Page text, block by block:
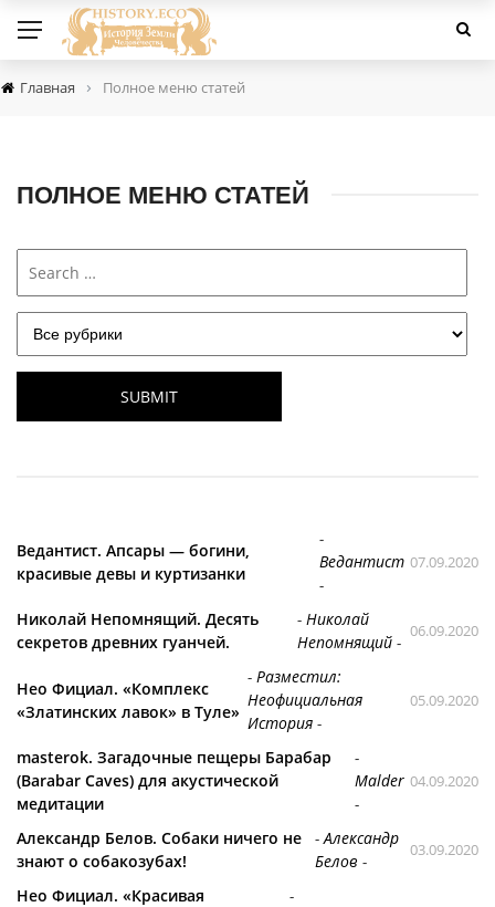
Главная › Полное меню статей
ПОЛНОЕ МЕНЮ СТАТЕЙ
Ведантист. Апсары — богини,
красивые девы и куртизанки
-
Ведантист
-
07.09.2020
Николай Непомнящий. Десять
секретов древних гуанчей.
- Николай
Непомнящий-
06.09.2020
Нео Фициал. «Комплекс
«Златинских лавок» в Туле»
-Разместил:
Неофициальная
История -
05.09.2020
masterok. Загадочные пещеры Барабар
(Barabar Caves) для акустической
медитации
-
Malder
-
04.09.2020
Александр Белов. Собаки ничего не
знают о собакозубах!
-Александр
Белов -
03.09.2020
Нео Фициал. «Красивая
-